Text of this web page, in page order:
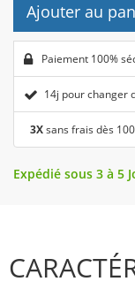
Ajouter au
Paiement 100%
14j pour changer
3Xsans frais dès
Expédié sous 3 à 5